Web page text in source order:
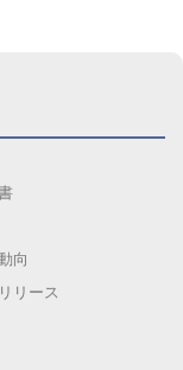
向
リース